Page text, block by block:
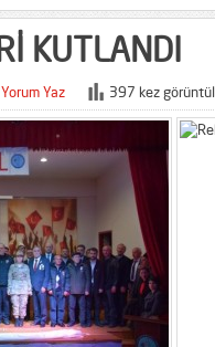
KUTLANDI
Yorum Yaz 397 kez